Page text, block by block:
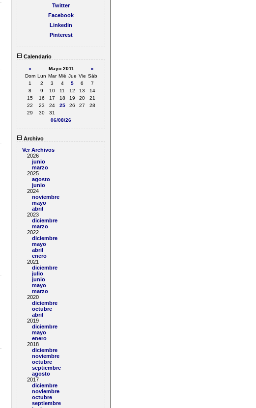
Twitter
Facebook
Linkedin
Pinterest
Calendario
« Mayo 2011
»
Dom Lun Mar Mié Jue Vie Sáb
1
2 3 4 5 6
7
8
9 10 11 12 13
14
15
16 17 18 19 20
21
22
23 24 25 26 27
28
29
30
31
06/08/26
Archivo
Ver Archivos
2026
junio
marzo
2025
agosto
junio
2024
noviembre
mayo
abril
2023
diciembre
marzo
2022
diciembre
mayo
abril
enero
2021
diciembre
julio
junio
mayo
marzo
2020
diciembre
octubre
abril
2019
diciembre
mayo
enero
2018
diciembre
noviembre
octubre
septiembre
agosto
2017
diciembre
noviembre
octubre
septiembre